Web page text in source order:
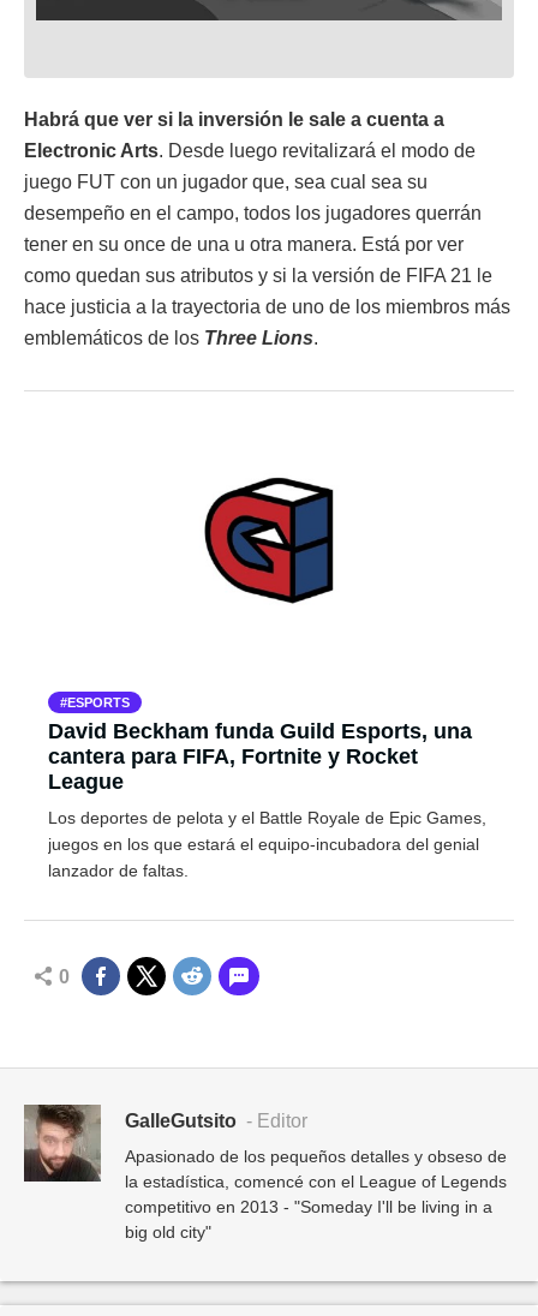
Habrá que ver si la inversión le sale a cuenta a
Electronic Arts. Desde luego revitalizará el modo de
juego FUT con un jugador que, sea cual sea su
desempeño en el campo, todos los jugadores querrán
tener en su once de una u otra manera. Está por ver
como quedan sus atributos y si la versión de FIFA 21 le
hace justicia a la trayectoria de uno de los miembros más
emblemáticos de los Three Lions.
ESPORTS
David Beckham funda Guild Esports, una
cantera para FIFA, Fortnite y Rocket
League
Los deportes de pelota y el Battle Royale de Epic Games,
juegos en los que estará el equipo-incubadora del genial
lanzador de faltas.
0
GalleGutsito - Editor
Apasionado de los pequeños detalles y obseso de
la estadística, comencé con el League of Legends
competitivo en 2013 - "Someday I'll be living in a
big old city"